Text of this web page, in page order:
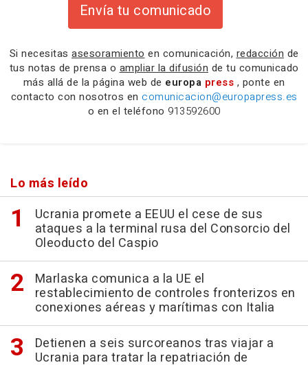
Envía tu comunicado
Si necesitas asesoramiento en comunicación, redacción de
tus notas de prensa o ampliar la difusión de tu comunicado
más allá de la página web de europa press , ponte en
contacto con nosotros en comunicacion@europapress.es
o en el teléfono 913592600
Lo más leído
Ucrania promete a EEUU el cese de sus
ataques a la terminal rusa del Consorcio del
Oleoducto del Caspio
Marlaska comunica a la UE el
restablecimiento de controles fronterizos en
conexiones aéreas y marítimas con Italia
Detienen a seis surcoreanos tras viajar a
Ucrania para tratar la repatriación de